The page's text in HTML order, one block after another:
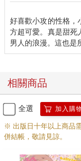
好喜歡小攻的性格，
方超可愛。真是甜死
相關商品
全選 加入購
※ 出版日十年以上商品
併結帳，敬請見諒。